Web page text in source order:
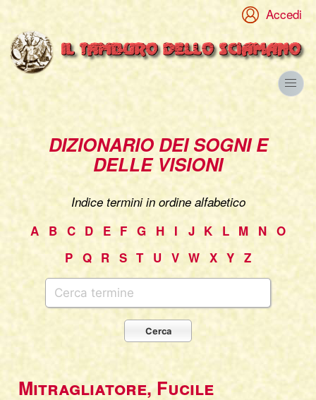
Accedi
DIZIONARIO DEI SOGNI E
DELLE VISIONI
Indice termini in ordine alfabetico
A
B C D E F G H I J K L M N O
P Q R S T U V W X Y Z
Mitragliatore, Fucile